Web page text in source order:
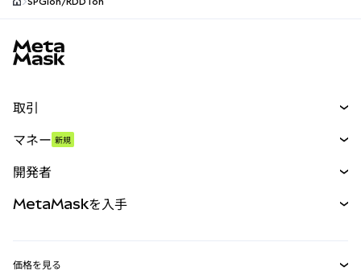
取引
パーペチュアル
RWA
マネー 新規
開発者
MetaMaskを入手
価格を見る